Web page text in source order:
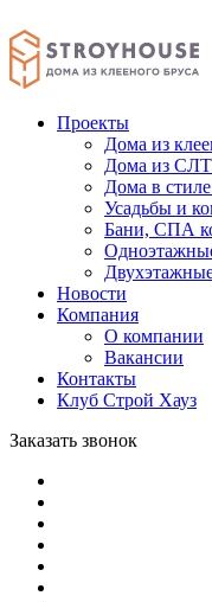
Проекты
Дома из
Дома из СЛТ
Дома в
Усадьбы и
Бани, СПА
Новости
Компания
О компании
Вакансии
Контакты
Клуб Строй Хауз
Заказать звонок